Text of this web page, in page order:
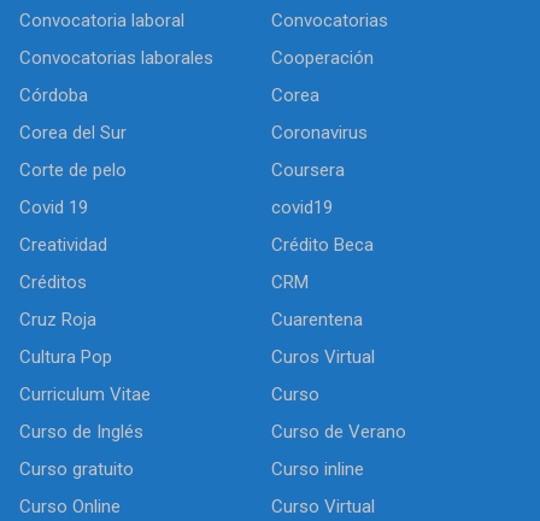
Convocatoria laboral
Convocatorias
Convocatorias laborales
Cooperación
Córdoba
Corea
Corea del Sur
Coronavirus
Corte de pelo
Coursera
Covid 19
covid19
Creatividad
Crédito Beca
Créditos
CRM
Cruz Roja
Cuarentena
Cultura Pop
Curos Virtual
Curriculum Vitae
Curso
Curso de Inglés
Curso de Verano
Curso gratuito
Curso inline
Curso Online
Curso Virtual